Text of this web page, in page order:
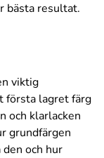
bästa resultat.
viktig
första lagret färg
och klarlacken
grundfärgen
och hur